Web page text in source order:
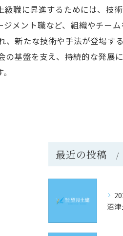
職に昇進するためには、技
メント職など、組織やチー
新たな技術や手法が登場する
基盤を支え、持続的な発展
最近の投稿